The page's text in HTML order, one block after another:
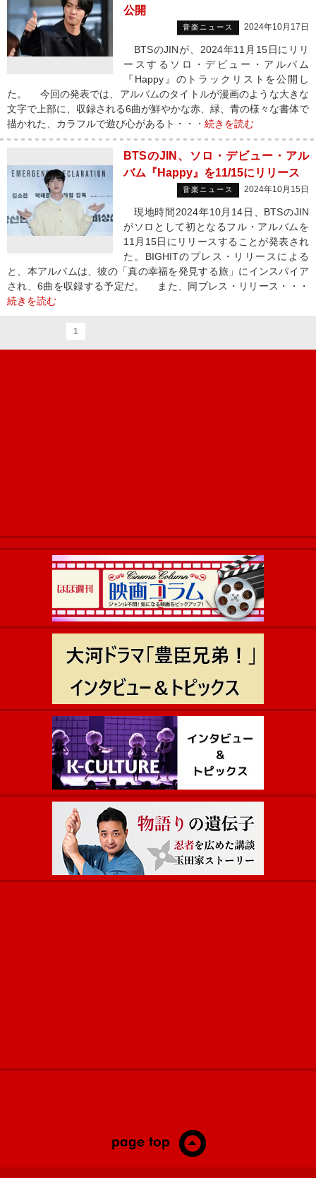
公開
音楽ニュース 2024年10月17日
BTSのJINが、2024年11月15日にリリ
ースするソロ・デビュー・アルバム
『Happy』のトラックリストを公開し
た。 今回の発表では、アルバムのタイトルが漫画のような大きな
文字で上部に、収録される6曲が鮮やかな赤、緑、青の様々な書体で
描かれた、カラフルで遊び心があるト・・・ 続きを読む
BTSのJIN、ソロ・デビュー・アル
バム『Happy』を11/15にリリース
音楽ニュース 2024年10月15日
現地時間2024年10月14日、BTSのJIN
がソロとして初となるフル・アルバムを
11月15日にリリースすることが発表され
た。BIGHITのプレス・リリースによる
と、本アルバムは、彼の「真の幸福を発見する旅」にインスパイア
され、6曲を収録する予定だ。 また、同プレス・リリース・・・
続きを読む
1